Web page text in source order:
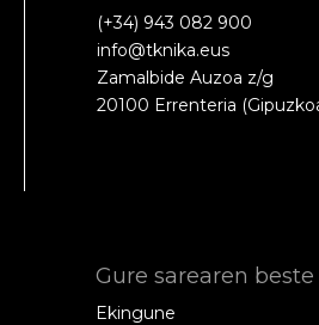
(+34) 943 082 900
info@tknika.eus
Zamalbide Auzoa z/g
20100 Errenteria
Gure sarearen
Ekingune